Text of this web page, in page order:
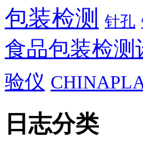
包装检测 针孔
食品包装检测
验仪
日志分类